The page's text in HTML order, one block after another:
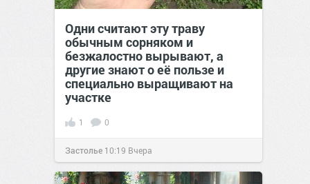
Одни считают эту траву
обычным сорняком и
безжалостно вырывают, а
другие знают о её пользе и
специально выращивают на
участке
1 0
Застолье 10:19 Вчера